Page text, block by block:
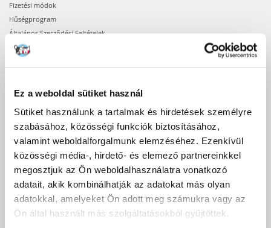
Ez a weboldal sütiket használ
Sütiket használunk a tartalmak és hirdetések személyre
szabásához, közösségi funkciók biztosításához,
valamint weboldalforgalmunk elemzéséhez. Ezenkívül
közösségi média-, hirdető- és elemező partnereinkkel
megosztjuk az Ön weboldalhasználatra vonatkozó
adatait, akik kombinálhatják az adatokat más olyan
adatokkal, amelyeket Ön adott meg számukra vagy az
Ön által használt más szolgáltatásokból gyűjtöttek.
Fizetési módok
Hűségprogram
Általános Szerződési Feltételek
Szállítási díjak
Regisztráció webáruházunkban
VÁSÁRLÁS
A rendelés lehetséges státuszai
A rendelés visszaigazolása
Bejelentkezés a felhasználói fiókba
Csomagod
Megrendelés lemondása